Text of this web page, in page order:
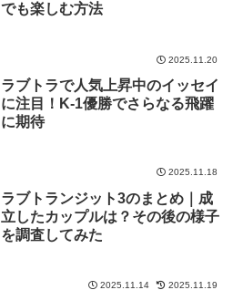
でも楽しむ方法
2025.11.20
ラブトラで人気上昇中のイッセイ
に注目！K-1優勝でさらなる飛躍
に期待
2025.11.18
ラブトランジット3のまとめ｜成
立したカップルは？その後の様子
を調査してみた
2025.11.14 2025.11.19